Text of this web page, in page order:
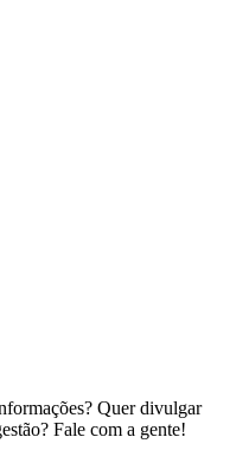
Quer divulgar
Fale com a gente!